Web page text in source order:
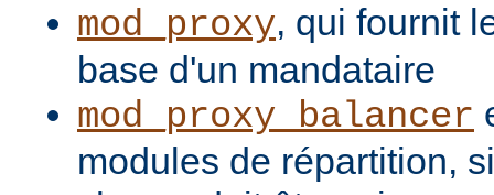
mod_proxy, qui fournit
base d'un mandataire
mod_proxy_balancer
modules de répartition,